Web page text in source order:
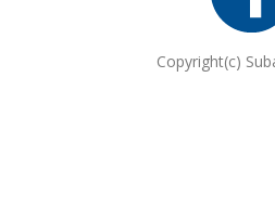
Copyright(c)